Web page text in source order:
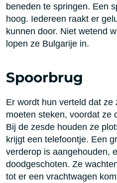
beneden te springen. Een
hoog. Iedereen raakt er
kunnen door. Niet wetend
lopen ze Bulgarije in.
Spoorbrug
Er wordt hun verteld dat
moeten steken, voordat ze
Bij de zesde houden ze
krijgt een telefoontje. Een
verderop is aangehouden,
doodgeschoten. Ze
tot er een vrachtwagen